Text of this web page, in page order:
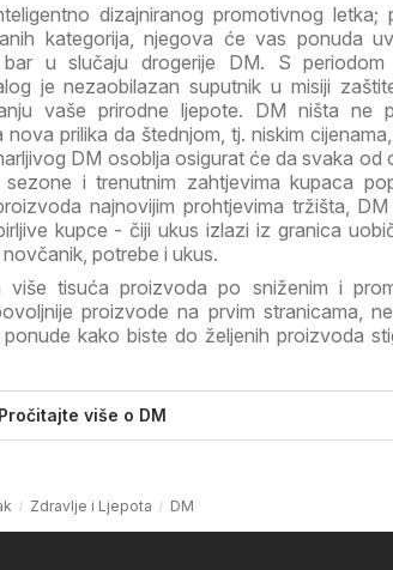
dizajniranog promotivnog letka;
kategorija, njegova će vas ponuda
u slučaju drogerije DM. S periodom
je nezaobilazan suputnik u misiji
vaše prirodne ljepote. DM ništa ne
prilika da štednjom, tj. niskim
DM osoblja osigurat će da svaka od
i trenutnim zahtjevima kupaca
najnovijim prohtjevima tržišta,
kupce - čiji ukus izlazi iz granica
potrebe i ukus.
više tisuća proizvoda po sniženim i
proizvode na prvim stranicama,
kako biste do željenih proizvoda
Pročitajte više o DM
Zdravlje i Ljepota DM